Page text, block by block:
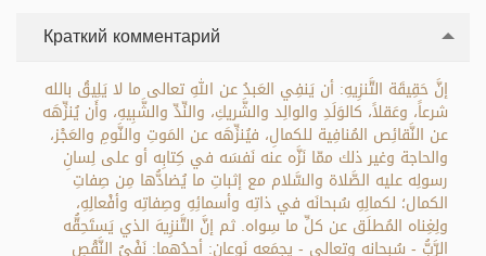
Краткий комментарий
إنَّ حَقِيقَة التَّنزِيهِ: أن يَنفِي العَبدُ عن اللهِ تعالى ما لا يَلِيقُ بالله
شرعاً، وعَقلاً، كالوَلَدِ والوالِد والشَّريكِ، والنِّدِّ والشَّبِيهِ، وأَن يُنزِّهَه
عن النَّقائِص المُنافِية للكمالِ، فيُنزِّهَه عن المَوتِ والنَّومِ والعَجْز،
والحاجة وغير ذلك ممّا نَزَّه عنه نَفسَه في كِتابِه أو على لِسانِ
رسولِه عليه الصَّلاة والسَّلام مع إثباتِ ما يُضادُّها مِن صِفاتِ
الكمال؛ لكمالِهِ سُبحانَه في ذاتِه وأسمائِهِ وصِفاتِه وأفْعالِهِ،
ولِغِناه المُطلَق عن كلِّ ما سِواه. ثم إنَّ التَّنزِيهَ الذي يَستَحِقُّه
الرَّبُّ - سُبحانه وتعالى - يجمَعه نَوعانِ: أحدُهما: نَفْيُ النَّقْصِ